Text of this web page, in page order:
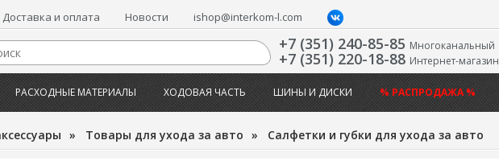
Доставка и оплата Новости ishop@interkom-l.com
+7 (351) 240-85-85 Многоканальный
+7 (351) 220-18-88 Интернет-магазин
РАСХОДНЫЕ МАТЕРИАЛЫ ХОДОВАЯ ЧАСТЬ ШИНЫ И ДИСКИ % РАСПРОДАЖА %
» Товары для ухода за авто » Салфетки и губки для ухода за авто